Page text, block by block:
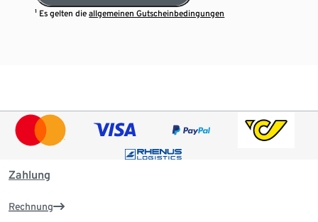
¹ Es gelten dieallgemeinen Gutscheinbedingungen
Zahlung
Rechnung